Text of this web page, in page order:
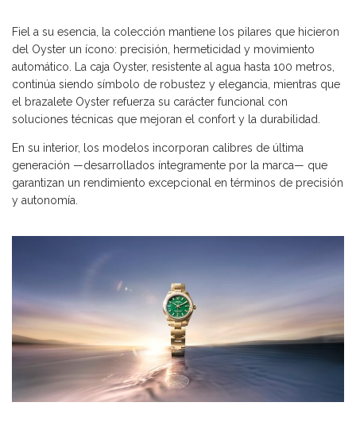
Fiel a su esencia, la colección mantiene los pilares que hicieron
del Oyster un ícono: precisión, hermeticidad y movimiento
automático. La caja Oyster, resistente al agua hasta 100 metros,
continúa siendo símbolo de robustez y elegancia, mientras que
el brazalete Oyster refuerza su carácter funcional con
soluciones técnicas que mejoran el confort y la durabilidad.
En su interior, los modelos incorporan calibres de última
generación —desarrollados íntegramente por la marca— que
garantizan un rendimiento excepcional en términos de precisión
y autonomía.